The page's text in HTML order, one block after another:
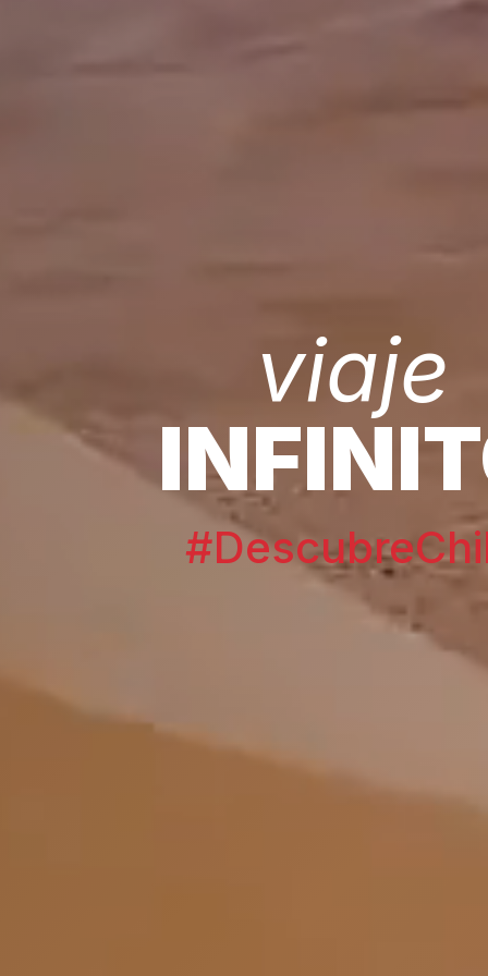
viaje